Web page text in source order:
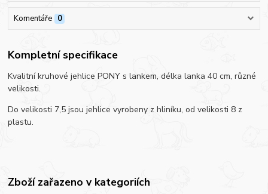
Komentáře 0
Kompletní specifikace
Kvalitní kruhové jehlice PONY s lankem, délka lanka 40 cm, různé
velikosti.
Do velikosti 7,5 jsou jehlice vyrobeny z hliníku, od velikosti 8 z
plastu.
Zboží zařazeno v kategoriích